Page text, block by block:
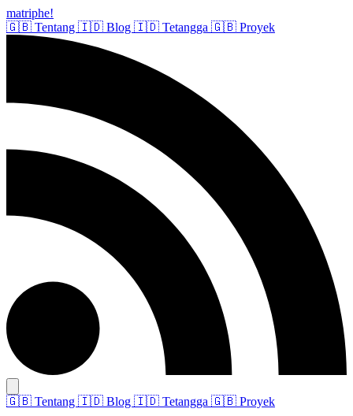
matriphe!
🇬🇧 Tentang 🇮🇩 Blog 🇮🇩 Tetangga 🇬🇧 Proyek
🇬🇧 Tentang 🇮🇩 Blog 🇮🇩 Tetangga 🇬🇧 Proyek